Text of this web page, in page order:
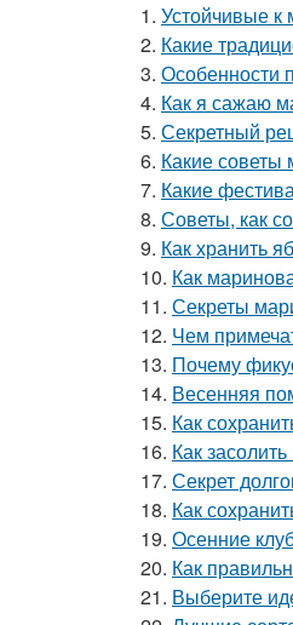
1. Устойчивые к
2. Какие
3. Особенности
4. Как я сажаю
5. Секретный
6. Какие советы
7. Какие
8. Советы, как
9. Как хранить
10. Как
11. Секреты
12. Чем
13. Почему
14. Весенняя
15. Как
16. Как
17. Секрет
18. Как
19. Осенние
20. Как
21. Выберите